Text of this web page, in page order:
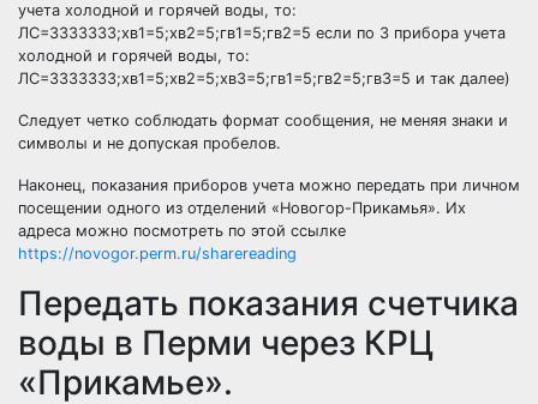
учета холодной и горячей воды, то:
ЛС=3333333;хв1=5;хв2=5;гв1=5;гв2=5 если по 3 прибора учета
холодной и горячей воды, то:
ЛС=3333333;хв1=5;хв2=5;хв3=5;гв1=5;гв2=5;гв3=5 и так далее)
Следует четко соблюдать формат сообщения, не меняя знаки и
символы и не допуская пробелов.
Наконец, показания приборов учета можно передать при личном
посещении одного из отделений «Новогор-Прикамья». Их
адреса можно посмотреть по этой ссылке
https://novogor.perm.ru/sharereading
Передать показания счетчика
воды в Перми через КРЦ
«Прикамье».